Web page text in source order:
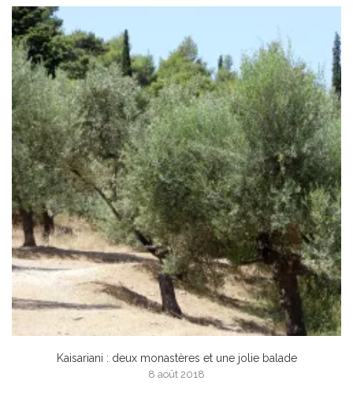
Kaisariani : deux monastères et une jolie balade
8 août 2018